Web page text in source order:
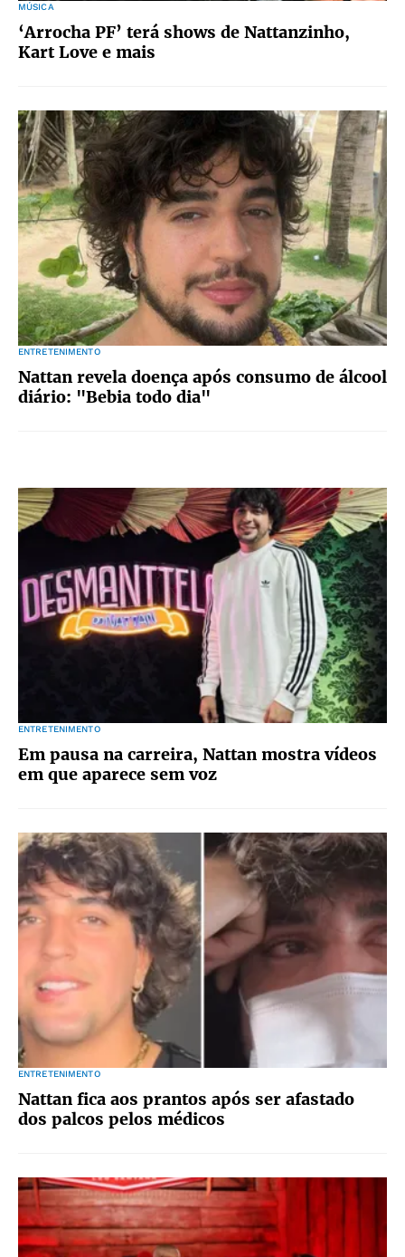
MÚSICA
‘Arrocha PF’ terá shows de Nattanzinho,
Kart Love e mais
ENTRETENIMENTO
Nattan revela doença após consumo de álcool
diário: "Bebia todo dia"
ENTRETENIMENTO
Em pausa na carreira, Nattan mostra vídeos
em que aparece sem voz
ENTRETENIMENTO
Nattan fica aos prantos após ser afastado
dos palcos pelos médicos